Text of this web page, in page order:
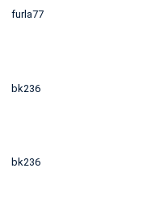
furla77
bk236
bk236